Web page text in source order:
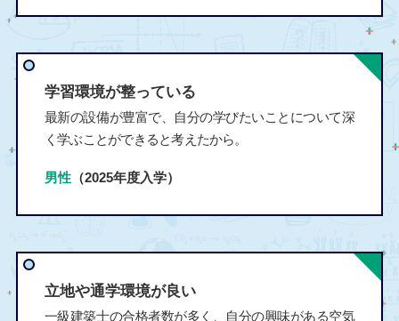
学習環境が整っている
最新の設備が豊富で、自分の学びたいことについて深
く学ぶことができると考えたから。
男性（2025年度入学）
立地や通学環境が良い
一級建築士の合格者数が多く、自分の興味がある空気